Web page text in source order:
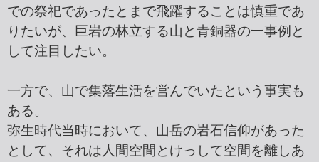
での祭祀であったとまで飛躍することは慎重であ
りたいが、巨岩の林立する山と青銅器の一事例と
して注目したい。
一方で、山で集落生活を営んでいたという事実も
ある。
弥生時代当時において、山岳の岩石信仰があった
として、それは人間空間とけっして空間を離しあ